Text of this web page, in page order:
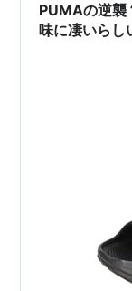
PUMAの逆襲
味に凄いらし